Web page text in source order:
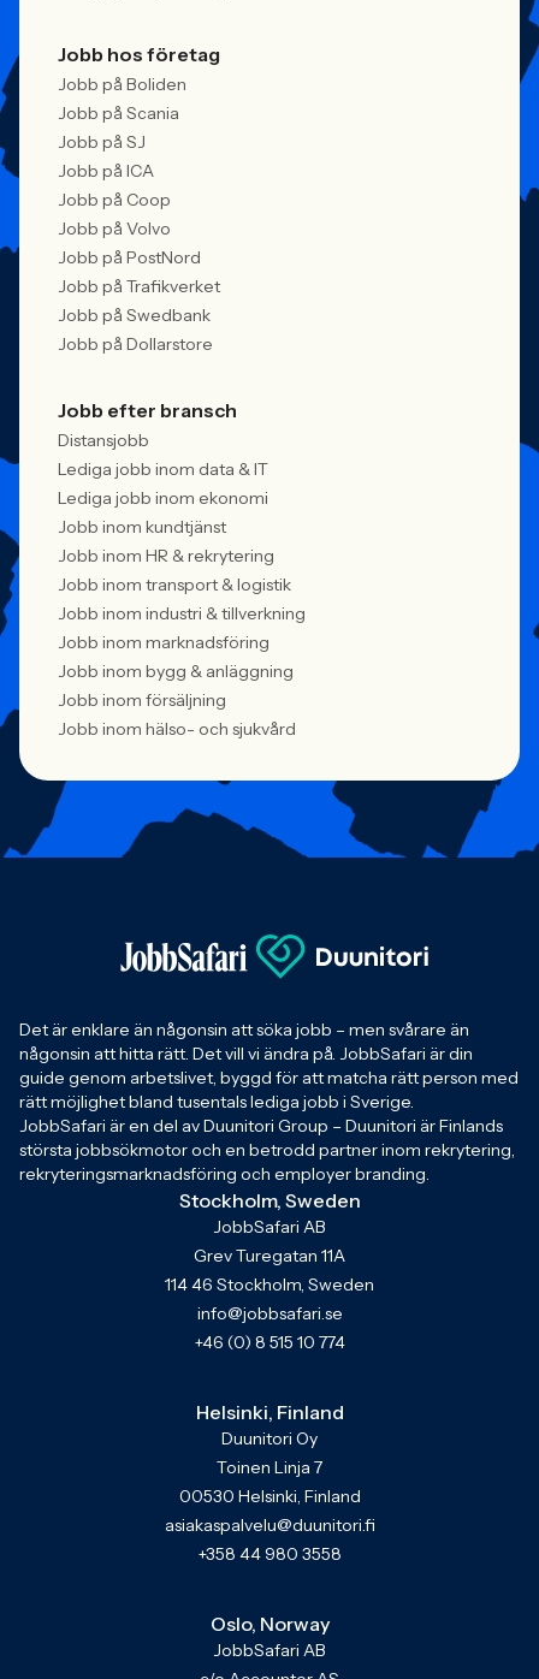
Jobb hos företag
Jobb på Boliden
Jobb på Scania
Jobb på SJ
Jobb på ICA
Jobb på Coop
Jobb på Volvo
Jobb på PostNord
Jobb på Trafikverket
Jobb på Swedbank
Jobb på Dollarstore
Jobb efter bransch
Distansjobb
Lediga jobb inom data & IT
Lediga jobb inom ekonomi
Jobb inom kundtjänst
Jobb inom HR & rekrytering
Jobb inom transport & logistik
Jobb inom industri & tillverkning
Jobb inom marknadsföring
Jobb inom bygg & anläggning
Jobb inom försäljning
Jobb inom hälso- och sjukvård
Det är enklare än någonsin att söka jobb – men svårare än
någonsin att hitta rätt. Det vill vi ändra på. JobbSafari är din
guide genom arbetslivet, byggd för att matcha rätt person med
rätt möjlighet bland tusentals lediga jobb i Sverige.
JobbSafari är en del av Duunitori Group – Duunitori är Finlands
största jobbsökmotor och en betrodd partner inom rekrytering,
rekryteringsmarknadsföring och employer branding.
Stockholm, Sweden
JobbSafari AB
Grev Turegatan 11A
114 46 Stockholm, Sweden
info@jobbsafari.se
+46 (0) 8 515 10 774
Helsinki, Finland
Duunitori Oy
Toinen Linja 7
00530 Helsinki, Finland
asiakaspalvelu@duunitori.fi
+358 44 980 3558
Oslo, Norway
JobbSafari AB